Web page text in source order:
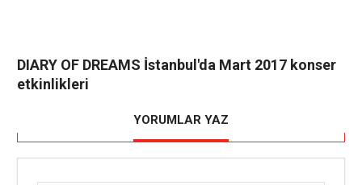
DIARY OF DREAMS İstanbul'da Mart 2017 konser
etkinlikleri
YORUMLAR YAZ